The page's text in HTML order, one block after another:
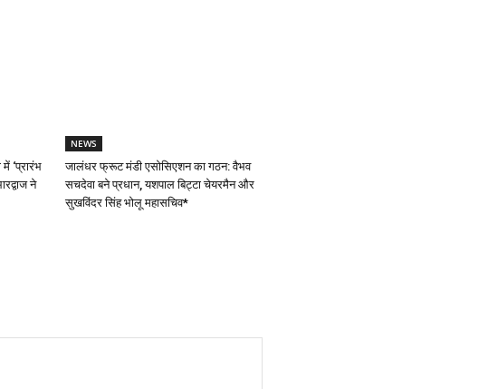
‘प्रारंभ
ने
NEWS
जालंधर फ्रूट मंडी एसोसिएशन का गठन: वैभव
सचदेवा बने प्रधान, यशपाल बिट्टा चेयरमैन और
सुखविंदर सिंह भोलू महासचिव*